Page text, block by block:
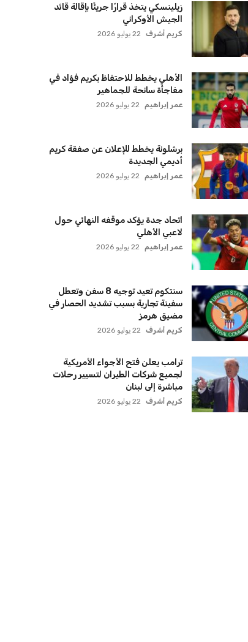
زيلينسكي يتخذ قرارًا جريئًا بإقالة قائد
الجيش الأوكراني
كريم أشرف 22 يوليو 2026
الأهلي يخطط للاحتفاظ بكريم فؤاد في
مفاجأة سانحة للجماهير
عمر إبراهيم 22 يوليو 2026
برشلونة يخطط للإعلان عن صفقة كريم
أديمي الجديدة
عمر إبراهيم 22 يوليو 2026
اتحاد جدة يؤكد موقفه النهائي حول
لاعبي الأهلي
عمر إبراهيم 22 يوليو 2026
سنتكوم تعيد توجيه 8 سفن وتعطل
سفينة تجارية بسبب تشديد الحصار في
مضيق هرمز
كريم أشرف 22 يوليو 2026
ترامب يعلن فتح الأجواء الأمريكية
لجميع شركات الطيران لتسيير رحلات
مباشرة إلى لبنان
كريم أشرف 22 يوليو 2026